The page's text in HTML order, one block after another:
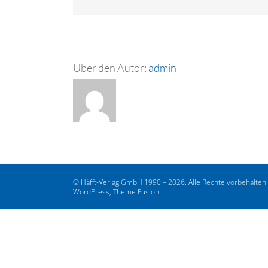
Über den Autor: admin
© Häfft-Verlag GmbH 1990 – 2026. Alle Rechte vorbehalten.
WordPress, Theme Fusion